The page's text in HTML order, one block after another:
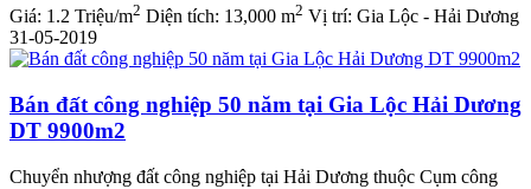
Giá: 1.2 Triệu/m2 Diện tích: 13,000 m2 Vị trí: Gia Lộc - Hải Dương
31-05-2019
Bán đất công nghiệp 50 năm tại Gia Lộc Hải Dương
DT 9900m2
Chuyển nhượng đất công nghiệp tại Hải Dương thuộc Cụm công